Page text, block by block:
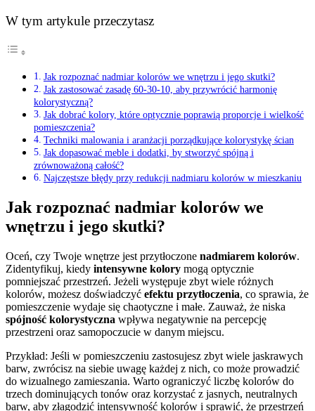
W tym artykule przeczytasz
Jak rozpoznać nadmiar kolorów we wnętrzu i jego skutki?
Jak zastosować zasadę 60-30-10, aby przywrócić harmonię
kolorystyczną?
Jak dobrać kolory, które optycznie poprawią proporcje i wielkość
pomieszczenia?
Techniki malowania i aranżacji porządkujące kolorystykę ścian
Jak dopasować meble i dodatki, by stworzyć spójną i
zrównoważoną całość?
Najczęstsze błędy przy redukcji nadmiaru kolorów w mieszkaniu
Jak rozpoznać nadmiar kolorów we
wnętrzu i jego skutki?
Oceń, czy Twoje wnętrze jest przytłoczone nadmiarem kolorów.
Zidentyfikuj, kiedy intensywne kolory mogą optycznie
pomniejszać przestrzeń. Jeżeli występuje zbyt wiele różnych
kolorów, możesz doświadczyć efektu przytłoczenia, co sprawia, że
pomieszczenie wydaje się chaotyczne i małe. Zauważ, że niska
spójność kolorystyczna wpływa negatywnie na percepcję
przestrzeni oraz samopoczucie w danym miejscu.
Przykład: Jeśli w pomieszczeniu zastosujesz zbyt wiele jaskrawych
barw, zwrócisz na siebie uwagę każdej z nich, co może prowadzić
do wizualnego zamieszania. Warto ograniczyć liczbę kolorów do
trzech dominujących tonów oraz korzystać z jasnych, neutralnych
barw, aby złagodzić intensywność kolorów i sprawić, że przestrzeń